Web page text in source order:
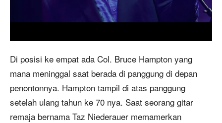
Di posisi ke empat ada Col. Bruce Hampton yang
mana meninggal saat berada di panggung di depan
penontonnya. Hampton tampil di atas panggung
setelah ulang tahun ke 70 nya. Saat seorang gitar
remaja bernama Taz Niederauer memamerkan